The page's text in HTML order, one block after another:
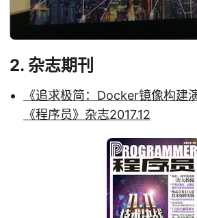
2. 杂志期刊
《追求极简：Docker镜像构建
《程序员》杂志2017.12